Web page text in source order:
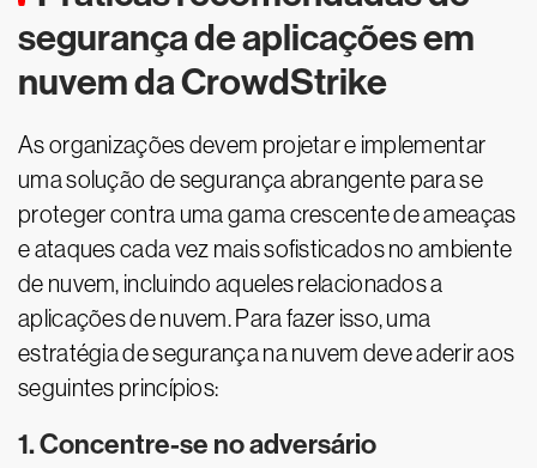
segurança de aplicações em
nuvem da CrowdStrike
As organizações devem projetar e implementar
uma solução de segurança abrangente para se
proteger contra uma gama crescente de ameaças
e ataques cada vez mais sofisticados no ambiente
de nuvem, incluindo aqueles relacionados a
aplicações de nuvem. Para fazer isso, uma
estratégia de segurança na nuvem deve aderir aos
seguintes princípios:
1. Concentre-se no adversário